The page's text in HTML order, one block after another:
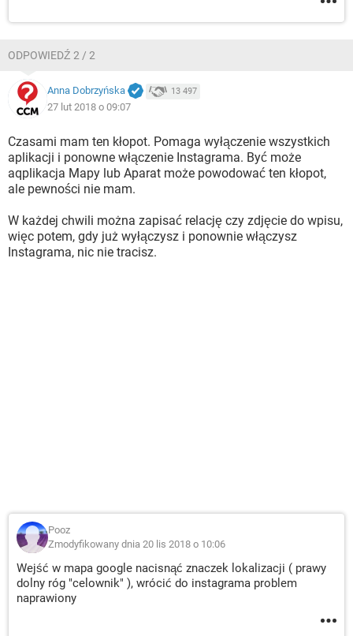
ODPOWIEDŹ 2 / 2
Anna Dobrzyńska 13 497
27 lut 2018 o 09:07
Czasami mam ten kłopot. Pomaga wyłączenie wszystkich
aplikacji i ponowne włączenie Instagrama. Być może
aqplikacja Mapy lub Aparat może powodować ten kłopot,
ale pewności nie mam.
W każdej chwili można zapisać relację czy zdjęcie do wpisu,
więc potem, gdy już wyłączysz i ponownie włączysz
Instagrama, nic nie tracisz.
Pooz
Zmodyfikowany dnia 20 lis 2018 o 10:06
Wejść w mapa google nacisnąć znaczek lokalizacji ( prawy
dolny róg "celownik" ), wrócić do instagrama problem
naprawiony